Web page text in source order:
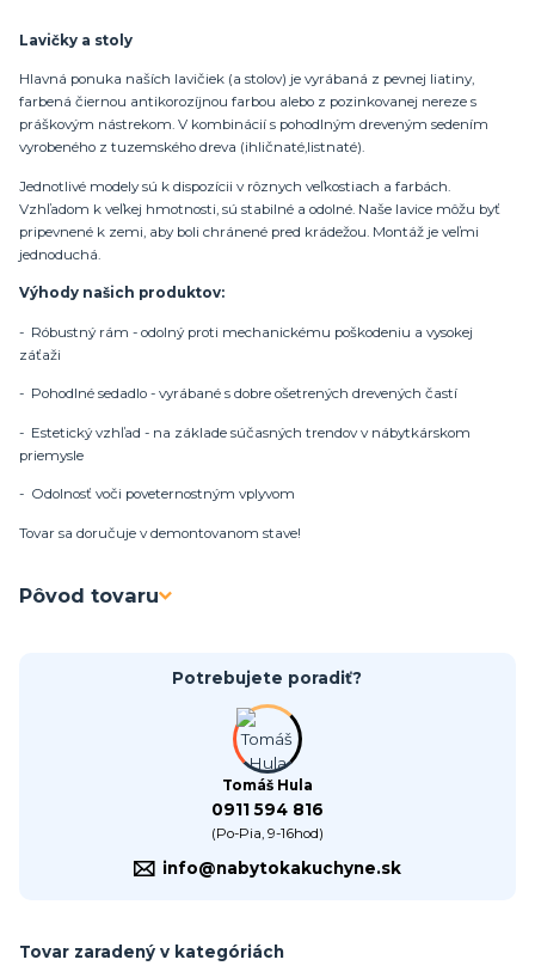
Lavičky a stoly
Hlavná ponuka naších lavičiek (a stolov) je vyrábaná z pevnej liatiny,
farbená čiernou antikorozíjnou farbou alebo z pozinkovanej nereze s
práškovým nástrekom. V kombinácií s pohodlným dreveným sedením
vyrobeného z tuzemského dreva (ihličnaté,listnaté).
Jednotlivé modely sú k dispozícii v rôznych veľkostiach a farbách.
Vzhľadom k veľkej hmotnosti, sú stabilné a odolné. Naše lavice môžu byť
pripevnené k zemi, aby boli chránené pred krádežou. Montáž je veľmi
jednoduchá.
Výhody našich produktov:
- Róbustný rám - odolný proti mechanickému poškodeniu a vysokej
záťaži
- Pohodlné sedadlo - vyrábané s dobre ošetrených drevených častí
- Estetický vzhľad - na základe súčasných trendov v nábytkárskom
priemysle
- Odolnosť voči poveternostným vplyvom
Tovar sa doručuje v demontovanom stave!
Pôvod tovaru
Potrebujete poradiť?
Tomáš Hula
0911 594 816
(Po-Pia, 9-16hod)
info@nabytokakuchyne.sk
Tovar zaradený v kategóriách